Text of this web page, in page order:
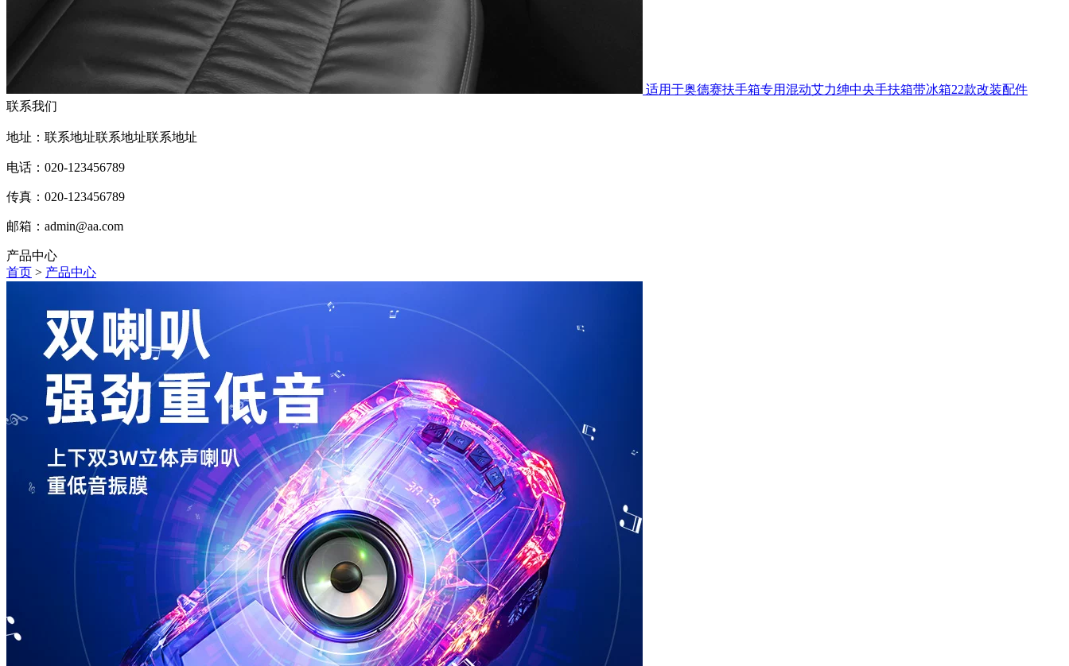
适用于奥德赛扶手箱专用混动艾力绅中央手扶箱带冰箱22款改装配件
联系我们
地址：联系地址联系地址联系地址
电话：020-123456789
传真：020-123456789
邮箱： admin@aa.com
产品中心
首页 > 产品中心